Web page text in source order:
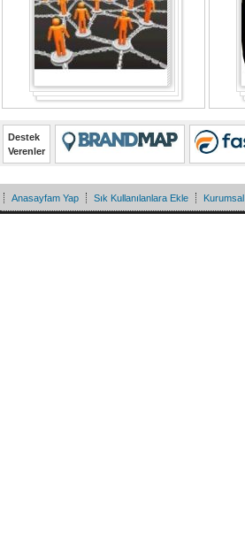
Destek
Verenler
Anasayfam Yap Sık Kullanılanlara Ekle Kurumsal